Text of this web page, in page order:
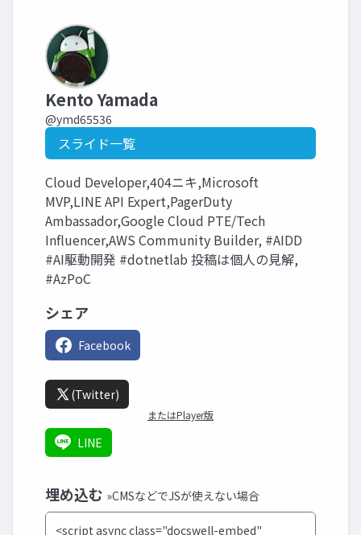
Kento Yamada
@ymd65536
スライド一覧
Cloud Developer,404ニキ,Microsoft
MVP,LINE API Expert,PagerDuty
Ambassador,Google Cloud PTE/Tech
Influencer,AWS Community Builder, #AIDD
#AI駆動開発 #dotnetlab 投稿は個人の見解,
#AzPoC
シェア
Facebook
(Twitter)
またはPlayer版
LINE
埋め込む »CMSなどでJSが使えない場合